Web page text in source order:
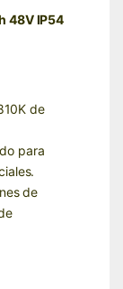
48V IP54
de
para
de